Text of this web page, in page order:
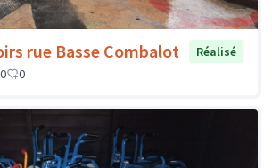
rue Basse Combalot
Réalisé
0 0